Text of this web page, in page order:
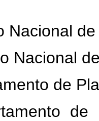
Nacional
Nacional
de
de